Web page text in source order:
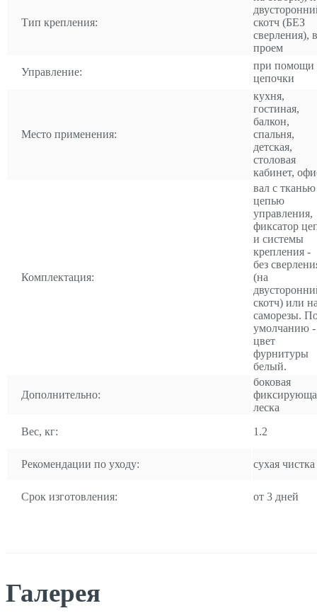
Тип крепления:
скотч (БЕЗ
сверления), в
проем
Управление:
при помощи
цепочки
Место применения:
кухня,
гостиная,
балкон,
спальня,
детская,
столовая
кабинет,
Комплектация:
вал с
цепью
управления,
фиксатор
и системы
крепления -
без
(на
скотч) или
саморезы.
умолчанию -
цвет
фурнитуры
белый.
Дополнительно:
боковая
леска
Вес, кг:
1.2
Рекомендации по уходу: сухая чистка
Срок изготовления: от 3 дней
Галерея